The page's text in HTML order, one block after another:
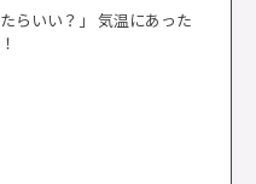
らいい？」 気温にあった